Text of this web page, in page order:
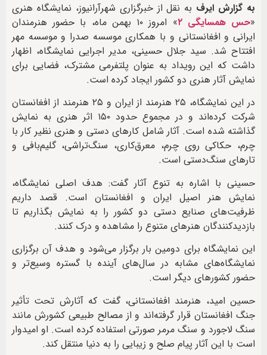
به گزارش ایرف به نقل از خبرگزاری شهرآرانیوز، نمایشگاه هنری
«حس همسایگی ۲
» امروز ۱۰ بهمن ماه، با حضور هنرمندان
ایرانی و افغانستانی و با همکاری موسسه صدرا و موسسه مهر
افتتاح شد. سید جلال حسینی، مدیر اجرایی نمایشگاه، اظهار
داشت که این رویداد به عنوان پلتفرمی مشترک، فضایی برای
نمایش آثار هنری دو کشور ایجاد کرده است.
در این نمایشگاه، ۲۵ هنرمند از ایران و ۲۵ هنرمند از افغانستان
شرکت کرده‌اند و در مجموع حدود ۱۵۰ اثر هنری به نمایش
گذاشته شده است. آثار شامل کارهای دستی و هنری نظیر کار با
چرم، حکاکی روی چرم، معرق‌کاری، سنگ‌تراشی، گلیم‌بافی و
تارهای سنگ‌دستی است.
حسینی با اشاره به تنوع آثار گفت: هدف اصلی نمایشگاه،
نمایش هنر اصیل ایران و افغانستان است. قصد داریم
ظرفیت‌های صنایع دستی دو کشور را به نمایش بگذاریم تا
بازدیدکنندگان هنرهای متنوع را مشاهده و درک کنند.
این نمایشگاه برای دومین بار برگزار می‌شود و هدف آن برگزاری
نمایشگاه‌های مشابه در سال‌های آینده با گستره وسیع‌تر و
حضور کشورهای دیگر است.
حسین امید، هنرمند افغانستانی، گفت که آثارش تحت تأثیر
جنگ افغانستان قرار گرفته‌اند و از مصالح طبیعی کشورش مانند
سنگ لاجورد و سنگ مرمر صورتی استفاده کرده است. او امیدوار
است با این آثار پیام صلح و زیبایی را به دنیا منتقل کند.